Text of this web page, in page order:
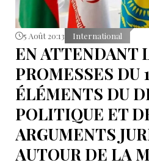
5 Août 20:13 International
EN ATTENDANT
PROMESSES DU
ÉLÉMENTS DU
POLITIQUE ET
ARGUMENTS
AUTOUR DE LA